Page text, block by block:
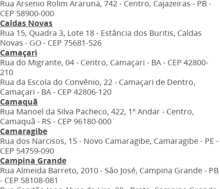
Rua Arsenio Rolim Araruna, 742 - Centro, Cajazeiras - PB -
CEP 58900-000
Caldas Novas
Rua 15, Quadra 3, Lote 18 - Estância dos Buritis, Caldas
Novas - GO - CEP 75681-526
Camaçari
Rua do Migrante, 04 - Centro, Camaçari - BA - CEP 42800-
210
Rua da Escola do Convênio, 22 - Camaçari de Dentro,
Camaçari - BA - CEP 42806-120
Camaquã
Rua Manoel da Silva Pacheco, 422, 1º Andar - Centro,
Camaquã - RS - CEP 96180-000
Camaragibe
Rua dos Narcisos, 15 - Novo Camaragibe, Camaragibe - PE -
CEP 54759-090
Campina Grande
Rua Almeida Barreto, 2010 - São José, Campina Grande - PB
- CEP 58108-081